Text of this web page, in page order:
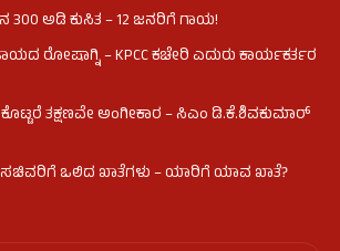
ಅಡಿ ಕುಸಿತ – 12 ಜನರಿಗೆ ಗಾಯ!
ರೋಷಾಗ್ನಿ – KPCC ಕಚೇರಿ ಎದುರು ಕಾರ್ಯಕರ್ತರ
ತಕ್ಷಣವೇ ಅಂಗೀಕಾರ – ಸಿಎಂ ಡಿ.ಕೆ.ಶಿವಕುಮಾರ್
ಸಚಿವರಿಗೆ ಒಲಿದ ಖಾತೆಗಳು – ಯಾರಿಗೆ ಯಾವ ಖಾತೆ?